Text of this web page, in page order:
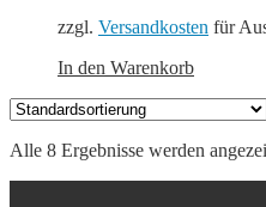
zzgl. Versandkosten für
In den Warenkorb
Alle 8 Ergebnisse werden